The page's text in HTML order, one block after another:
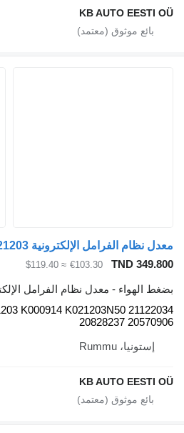
KB AUTO EESTI
TND
€103.30
≈ $119.40
الهواء - معدل نظام الفرامل الإلكترونية
K021203 K000914 K021203N50
20828237
إستونيا، Rummu
KB AUTO EESTI